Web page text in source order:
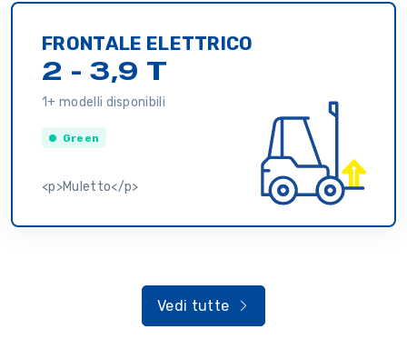
FRONTALE ELETTRICO
2 - 3,9 T
1+ modelli disponibili
Green
<p>Muletto</p>
Vedi tutte